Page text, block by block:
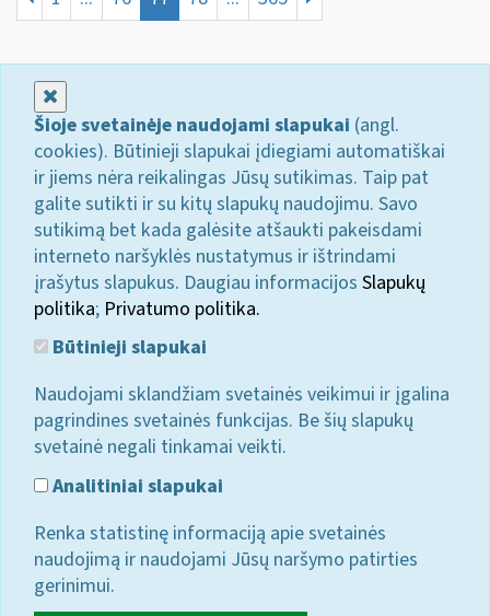
Šioje svetainėje naudojami slapukai (angl.
cookies). Būtinieji slapukai įdiegiami automatiškai
ir jiems nėra reikalingas Jūsų sutikimas. Taip pat
galite sutikti ir su kitų slapukų naudojimu. Savo
sutikimą bet kada galėsite atšaukti pakeisdami
interneto naršyklės nustatymus ir ištrindami
įrašytus slapukus. Daugiau informacijos Slapukų
politika; Privatumo politika.
Būtinieji slapukai
Naudojami sklandžiam svetainės veikimui ir įgalina
pagrindines svetainės funkcijas. Be šių slapukų
svetainė negali tinkamai veikti.
Analitiniai slapukai
Renka statistinę informaciją apie svetainės
naudojimą ir naudojami Jūsų naršymo patirties
gerinimui.